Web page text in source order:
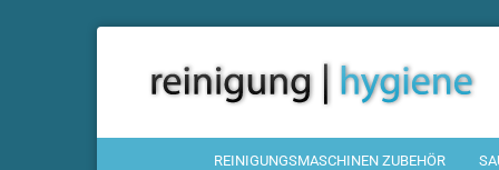
REINIGUNGSMASCHINEN ZUBEHÖR